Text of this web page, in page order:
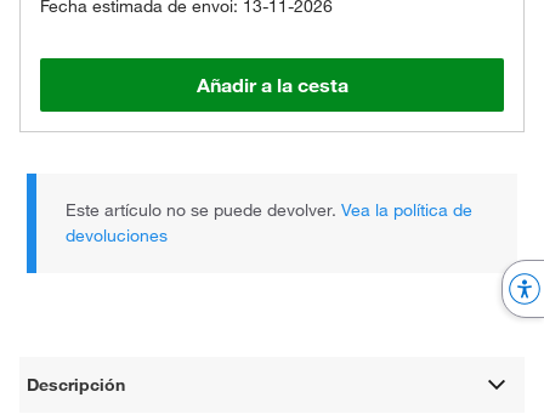
Fecha estimada de envoi: 13-11-2026
Añadir a la cesta
Este artículo no se puede devolver.Vea la política de
devoluciones
Descripción